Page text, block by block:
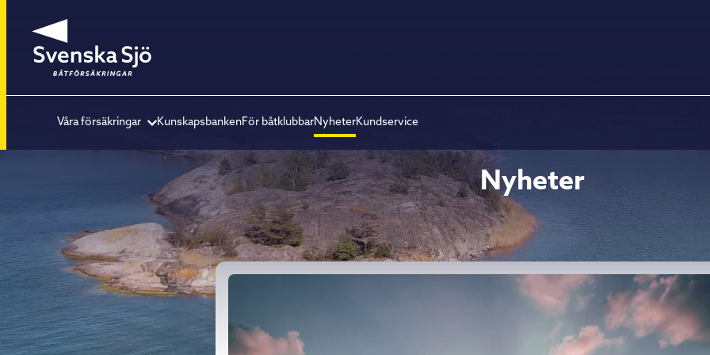
Våra försäkringar KunskapsbankenFör båtklubbarNyheterKundservice
Nyheter